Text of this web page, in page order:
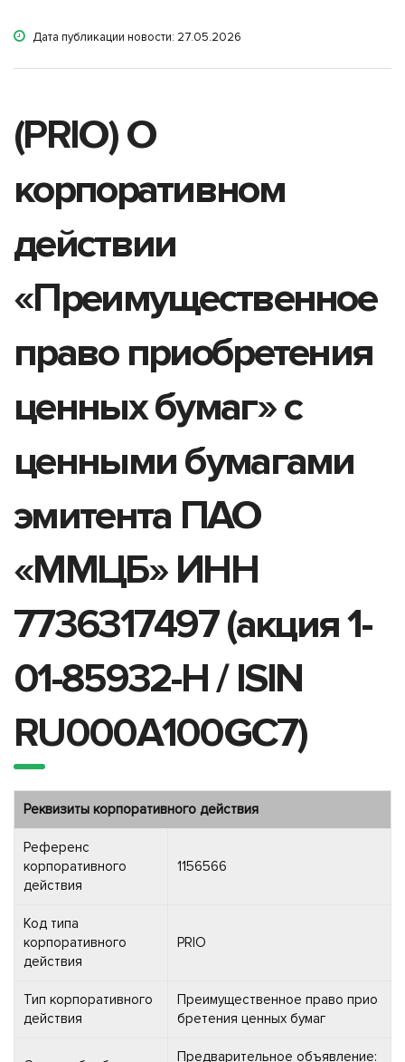
Дата публикации новости: 27.05.2026
(PRIO) О
корпоративном
действии
«Преимущественное
право приобретения
ценных бумаг» с
ценными бумагами
эмитента ПАО
«ММЦБ» ИНН
7736317497 (акция 1-
01-85932-H / ISIN
RU000A100GC7)
Реквизиты корпоративного действия
Референс
корпоративного
действия
1156566
Код типа
корпоративного
действия
PRIO
Тип корпоративного
действия
Преимущественное право прио
бретения ценных бумаг
Предварительное объявление: